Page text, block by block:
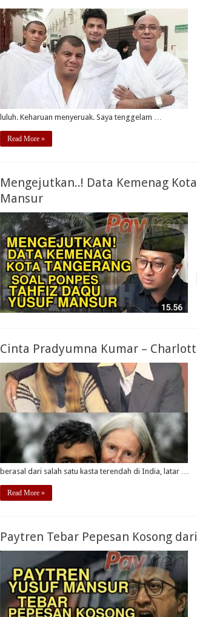
luluh. Keharuan menyeruak. Saya tenggelam …
Read More »
Mengejutkan..! Data Kemenag
Mansur
Cinta Pradyumna Kumar –
berasal dari salah satu kasta terendah di India, latar …
Read More »
Paytren Tebar Pepesan Kosong